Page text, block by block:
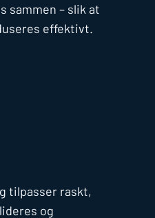
sammen – slik at
effektivt.
tilpasser raskt,
og